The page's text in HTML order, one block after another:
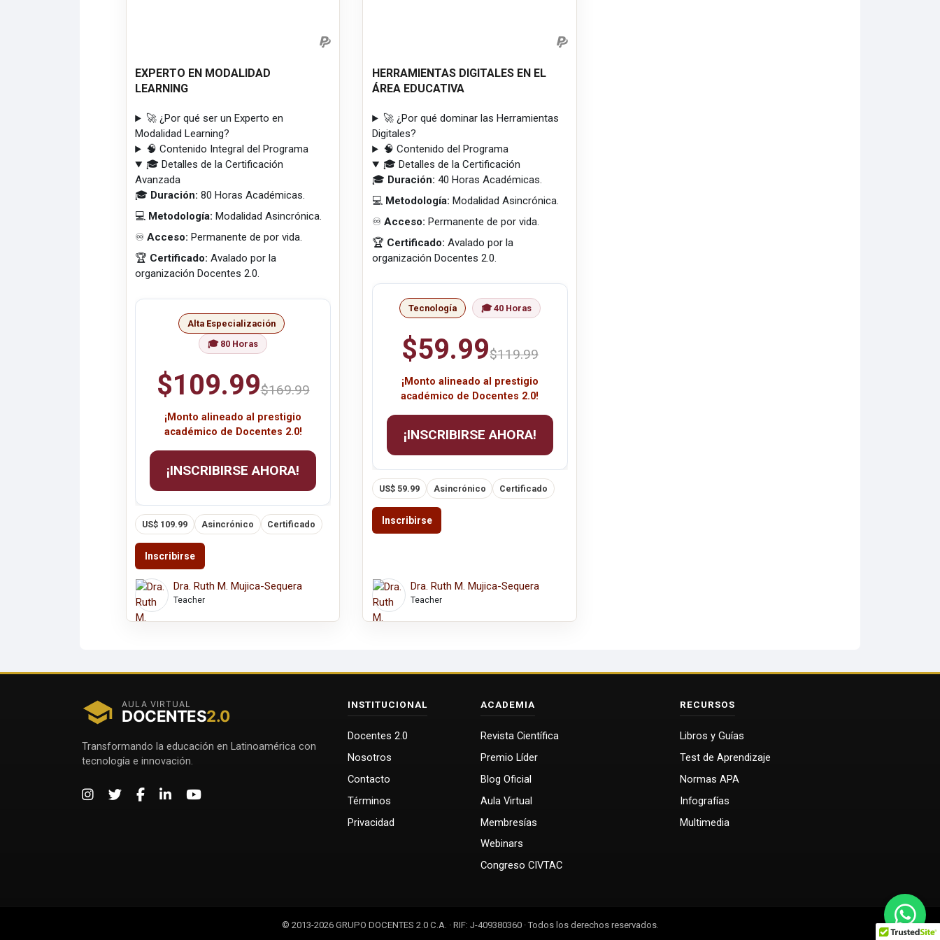
EXPERTO EN MODALIDAD
LEARNING
🚀 ¿Por qué ser un Experto en
Modalidad Learning?
🧠 Contenido Integral del Programa
🎓 Detalles de la Certificación
Avanzada
🎓 Duración: 80 Horas Académicas.
💻 Metodología: Modalidad Asincrónica.
♾️Acceso: Permanente de por vida.
🏆 Certificado: Avalado por la
organización Docentes 2.0.
Alta Especialización
🎓 80 Horas
$109.99$169.99
¡Monto alineado al prestigio
académico de Docentes 2.0!
¡INSCRIBIRSE AHORA!
US$ 109.99 Asincrónico Certificado
Inscribirse
Dra. Ruth M. Mujica-Sequera
Teacher
HERRAMIENTAS DIGITALES EN EL
ÁREA EDUCATIVA
🚀 ¿Por qué dominar las Herramientas
Digitales?
🧠 Contenido del Programa
🎓 Detalles de la Certificación
🎓 Duración: 40 Horas Académicas.
💻 Metodología: Modalidad Asincrónica.
♾️Acceso: Permanente de por vida.
🏆 Certificado: Avalado por la
organización Docentes 2.0.
Tecnología 🎓 40 Horas
$59.99$119.99
¡Monto alineado al prestigio
académico de Docentes 2.0!
¡INSCRIBIRSE AHORA!
US$ 59.99 Asincrónico Certificado
Inscribirse
Dra. Ruth M. Mujica-Sequera
Teacher
AULA VIRTUAL
DOCENTES2.0
Transformando la educación en Latinoamérica con
tecnología e innovación.
INSTITUCIONAL
Docentes 2.0
Nosotros
Contacto
Términos
Privacidad
ACADEMIA
Revista Científica
Premio Líder
Blog Oficial
Aula Virtual
Membresías
Webinars
Congreso CIVTAC
RECURSOS
Libros y Guías
Test de Aprendizaje
Normas APA
Infografías
Multimedia
© 2013-2026 GRUPO DOCENTES 2.0 C.A. · RIF: J-409380360 · Todos los derechos reservados.